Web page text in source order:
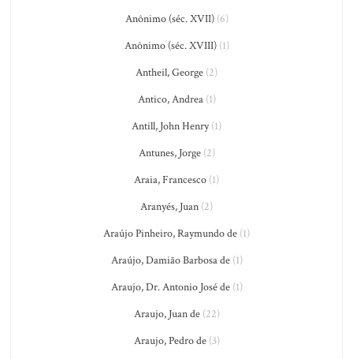
Anônimo (séc. XVII)(6)
Anônimo (séc. XVIII)(1)
Antheil, George (2)
Antico, Andrea(1)
Antill, John Henry(1)
Antunes, Jorge(2)
Araia, Francesco (1)
Aranyés, Juan (2)
Araújo Pinheiro, Raymundo de (1)
Araújo, Damião Barbosa de(1)
Araujo, Dr. Antonio José de(1)
Araujo, Juan de(22)
Araujo, Pedro de(3)